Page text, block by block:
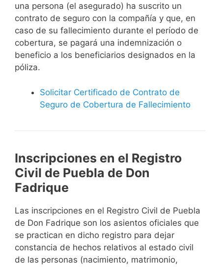
una persona (el asegurado) ha suscrito un
contrato de seguro con la compañía y que, en
caso de su fallecimiento durante el período de
cobertura, se pagará una indemnización o
beneficio a los beneficiarios designados en la
póliza.
Solicitar Certificado de Contrato de
Seguro de Cobertura de Fallecimiento
Inscripciones en el Registro
Civil de Puebla de Don
Fadrique
Las inscripciones en el Registro Civil de Puebla
de Don Fadrique son los asientos oficiales que
se practican en dicho registro para dejar
constancia de hechos relativos al estado civil
de las personas (nacimiento, matrimonio,